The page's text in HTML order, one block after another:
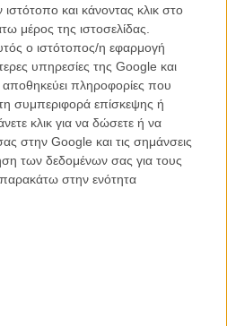
και κάνοντας κλικ στο
μέρος της ιστοσελίδας.
ο ιστότοπος/η εφαρμογή
υπηρεσίες της Google και
αποθηκεύει πληροφορίες που
συμπεριφορά επίσκεψης ή
κλικ για να δώσετε ή να
στην Google και τις σημάνσεις
των δεδομένων σας για τους
στην ενότητα
Ο Σαζέλ αντλεί ιστορίες από
κι από το διάσημο βιβλίο του
και στήνει ένα σύμπαν
απολαυστικό τουλάχιστον στις
πλήθους, υπογραμμισμένες
ακόμα και συγκινητικές,
Πιτ, ενσαρκώνοντας έναν Τζον
είναι αβίαστα γοητευτικός, σέξι και
θαμπώνει με την ομορφιά της, ο
για την αμερικανική καριέρα
μονοδιάστατοι ως ήρωες και